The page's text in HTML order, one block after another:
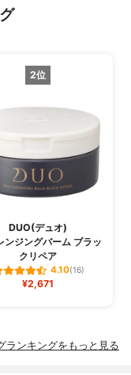
2位
DUO(デュオ)
ンジングバーム ブラッ
クリペア
4.10(16)
¥2,671
ランキングをもっと見る